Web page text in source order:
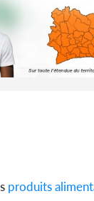
produits
Côte d'Ivoire :
Alassane
la grâce